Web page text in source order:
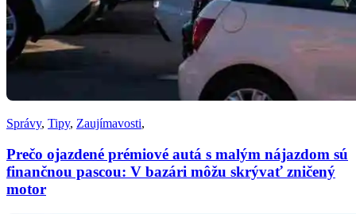
Správy, Tipy, Zaujímavosti,
Prečo ojazdené prémiové autá s malým nájazdom sú
finančnou pascou: V bazári môžu skrývať zničený
motor